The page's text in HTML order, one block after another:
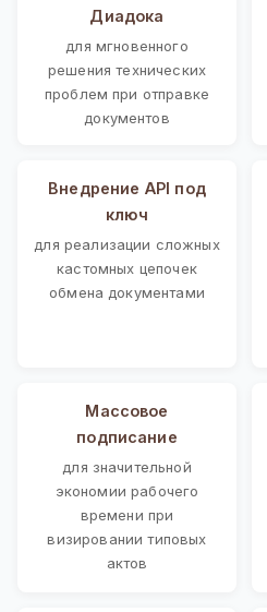
Диадока
для мгновенного
решения технических
проблем при отправке
документов
Внедрение API под
ключ
для реализации сложных
кастомных цепочек
обмена документами
Массовое
подписание
для значительной
экономии рабочего
времени при
визировании типовых
актов